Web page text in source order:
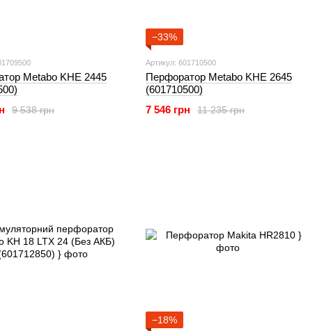
Metabo KHE 2445
9 538 грн
−33%
Артикул: 601710500
Перфоратор Metabo KHE 2645
(601710500)
11 235 грн
7 546 грн
−18%